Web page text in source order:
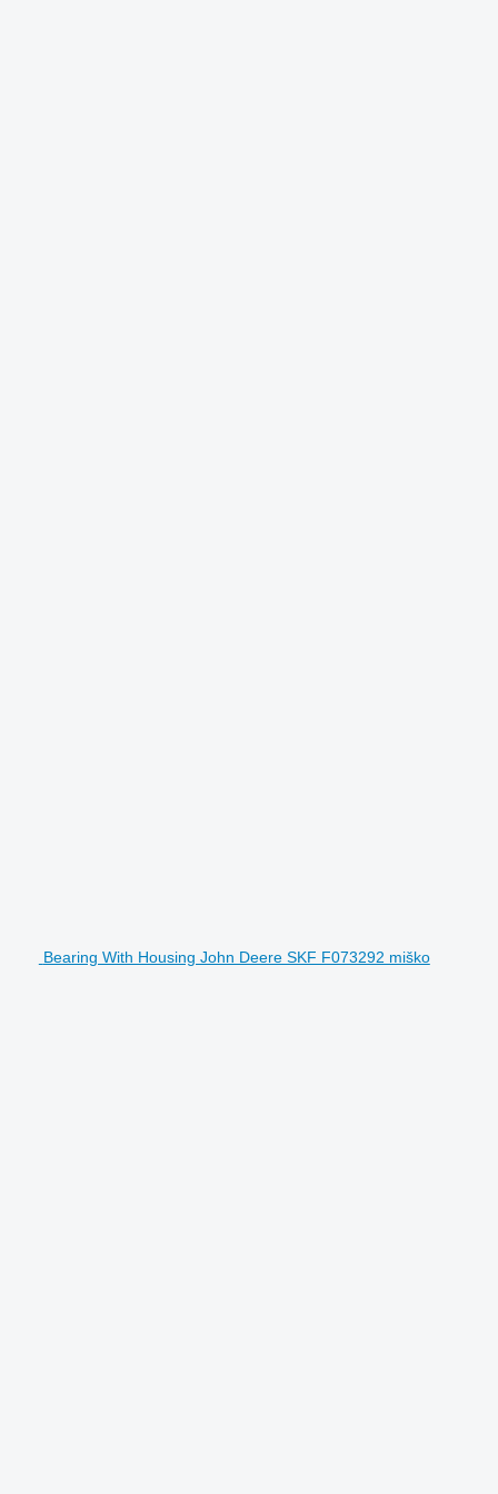
Bearing With Housing John Deere SKF F073292 miško